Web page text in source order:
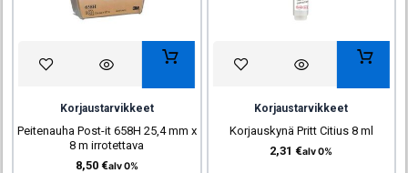
Korjaustarvikkeet
Peitenauha Post-it 658H 25,4 mm x
8 m irrotettava
8,50 €alv 0%
Korjaustarvikkeet
Korjauskynä Pritt Citius 8 ml
2,31 €alv 0%